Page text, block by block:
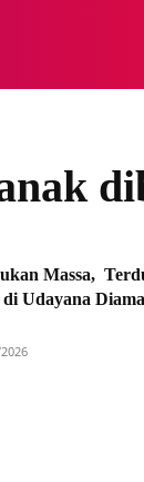
Massa,
di Udayana